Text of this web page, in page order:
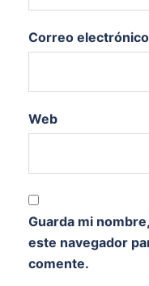
Correo electrónico
Web
Guarda mi
este navegador
comente.